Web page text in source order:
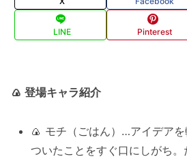
LINE Pinterest
🍙 登場キャラ紹介
🍙 モチ（ごはん）…アイデア
ついたことをすぐ口にしがち